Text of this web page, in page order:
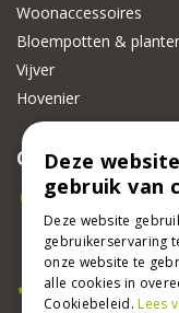
Woonaccessoires
Bloempotten &
Vijver
Hovenier
CONTACT
Beeker
Adsteeg 31
6191 PW Beek
Bel ons
046 437 2881
Deze
gebruik van
Deze website
gebruikerservaring
onze website te
alle cookies in
Cookiebeleid.Lees